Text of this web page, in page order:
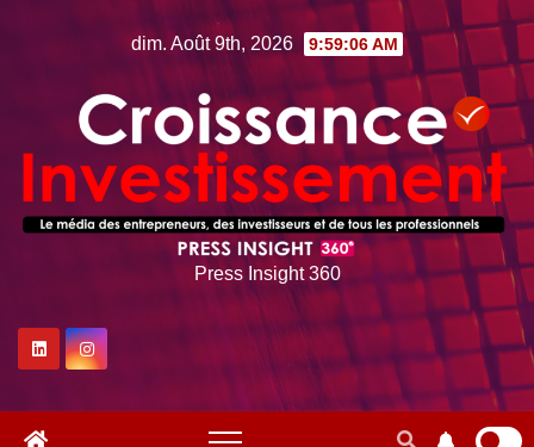
dim. Août 9th, 2026 9:59:07 AM
Press Insight 360